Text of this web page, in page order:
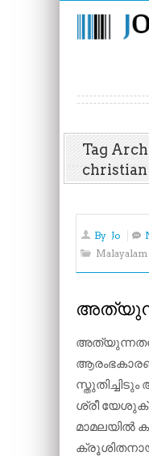
Tag
christian
By Jo
Malayalam
സ്തുതിച്ചിടും
ശ്രീ
മാമലയിൽ